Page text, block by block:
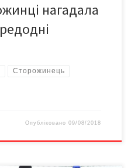
нагадала
Сторожинець
Опубліковано09/08/2018